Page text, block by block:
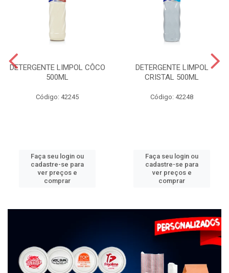
DETERGENTE LIMPOL CÔCO
500ML
Código: 42245
Faça seu login ou
cadastre-se para
ver preços e
comprar
DETERGENTE LIMPOL
CRISTAL 500ML
Código: 42248
Faça seu login ou
cadastre-se para
ver preços e
comprar